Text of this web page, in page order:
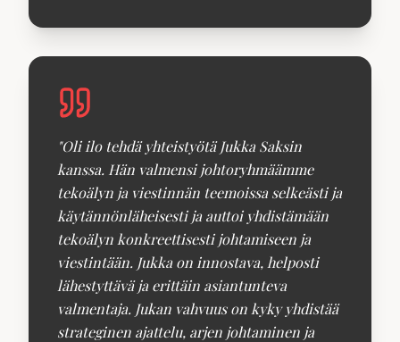
"Oli ilo tehdä yhteistyötä Jukka Saksin
kanssa. Hän valmensi johtoryhmäämme
tekoälyn ja viestinnän teemoissa selkeästi ja
käytännönläheisesti ja auttoi yhdistämään
tekoälyn konkreettisesti johtamiseen ja
viestintään. Jukka on innostava, helposti
lähestyttävä ja erittäin asiantunteva
valmentaja. Jukan vahvuus on kyky yhdistää
strateginen ajattelu, arjen johtaminen ja